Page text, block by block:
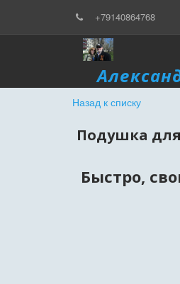
+79140864768
Назад к списку
Подушка
Быстро,